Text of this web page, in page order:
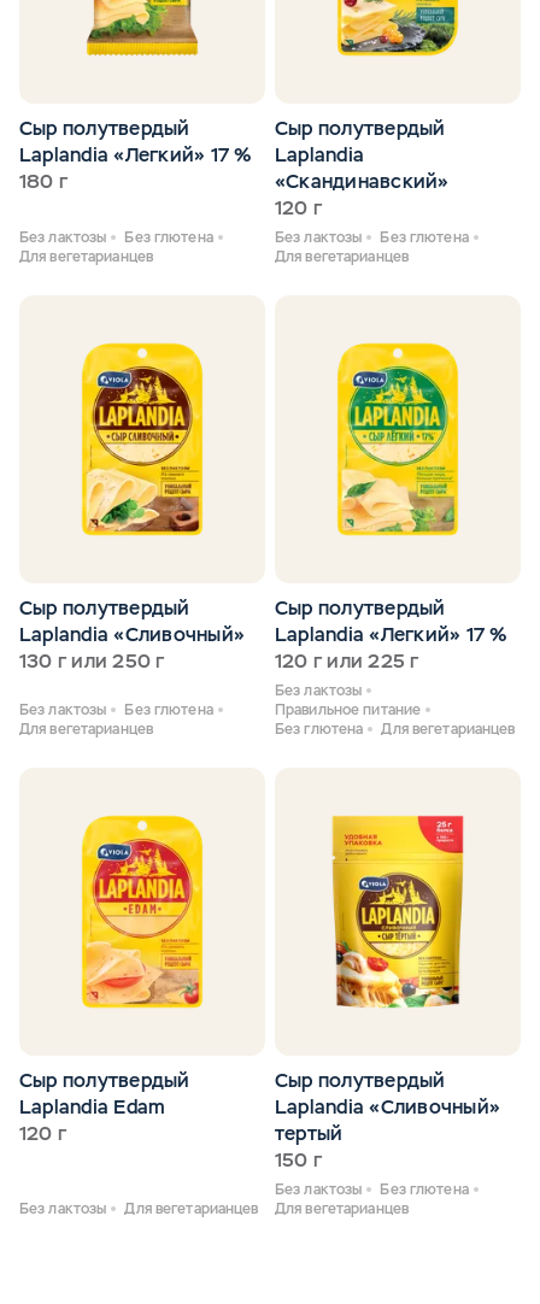
Сыр полутвердый
Laplandia «Легкий» 17 %
180 г
Без лактозы
Без глютена
Для вегетарианцев
Сыр полутвердый
Laplandia
«Скандинавский»
120 г
Без лактозы
Без глютена
Для вегетарианцев
Сыр полутвердый
Laplandia «Сливочный»
130 г или 250 г
Без лактозы
Без глютена
Для вегетарианцев
Сыр полутвердый
Laplandia «Легкий» 17 %
120 г или 225 г
Без лактозы
Правильное питание
Без глютена
Для вегетарианцев
Сыр полутвердый
Laplandia Edam
120 г
Без лактозы Для вегетарианцев
Сыр полутвердый
Laplandia «Сливочный»
тертый
150 г
Без лактозы
Без глютена
Для вегетарианцев